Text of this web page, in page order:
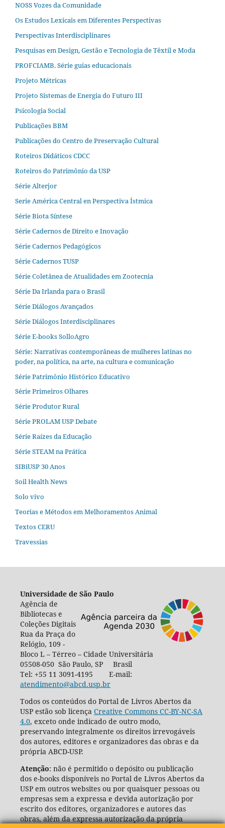
NOSS Vozes da Comunidade
Os Estudos Lexicais em Diferentes Perspectivas
Perspectivas Interdisciplinares
Pesquisas em Design, Gestão e Tecnologia de Têxtil e Moda
PROFCIAMB. Série guias educacionais
Projeto Métricas
Projeto Sistemas de Energia do Futuro III
Psicologia Social
Publicações BBM
Publicações do Centro de Preservação Cultural
Roteiros Didáticos CDCC
Roteiros do Patrimônio da USP
Série Alterjor
Serie América Central en Perspectiva Ístmica
Série Biota Síntese
Série Cadernos de Direito e Inovação
Série Cadernos Pedagógicos
Série Cadernos TUSP
Série Coletânea de Atualidades em Zootecnia
Série Da Irlanda para o Brasil
Série Diálogos Avançados
Série Diálogos Interdisciplinares
Série E-books SolloAgro
Série: Narrativas contemporâneas de mulheres latinas no
poder, na política, na arte, na cultura e comunicação
Série Patrimônio Histórico Educativo
Série Primeiros Olhares
Série Produtor Rural
Série PROLAM USP Debate
Série Raízes da Educação
Série STEAM na Prática
SIBiUSP 30 Anos
Soil Health News
Solo vivo
Teorias e Métodos em Melhoramentos Animal
Textos CERU
Travessias
Universidade de São Paulo
Agência de
Bibliotecas e
Coleções Digitais
Rua da Praça do
Relógio, 109 -
Bloco L – Térreo – Cidade Universitária
05508-050 São Paulo, SP Brasil
Tel: +55 11 3091-4195 E-mail:
atendimento@abcd.usp.br
Todos os conteúdos do Portal de Livros Abertos da
USP estão sob licença Creative Commons CC-BY-NC-SA
4.0, exceto onde indicado de outro modo,
preservando integralmente os direitos irrevogáveis
dos autores, editores e organizadores das obras e da
própria ABCD-USP.
Atenção: não é permitido o depósito ou publicação
dos e-books disponíveis no Portal de Livros Abertos da
USP em outros websites ou por quaisquer pessoas ou
empresas sem a expressa e devida autorização por
escrito dos editores, organizadores e autores das
obras, além da expressa autorização da própria